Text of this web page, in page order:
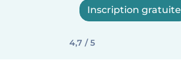
Inscription gratuite
4,7 / 5